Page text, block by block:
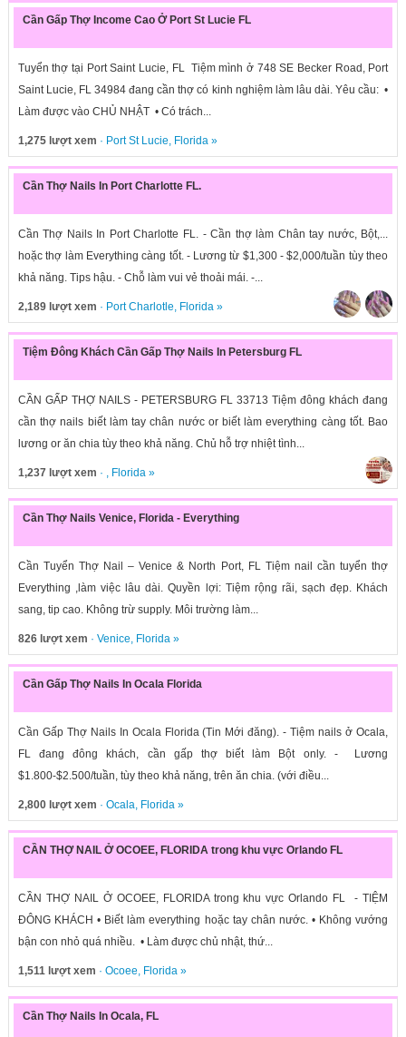
Cần Gấp Thợ Income Cao Ở Port St Lucie FL
Tuyển thợ tại Port Saint Lucie, FL Tiệm mình ở 748 SE Becker Road, Port
Saint Lucie, FL 34984 đang cần thợ có kinh nghiệm làm lâu dài. Yêu cầu: •
Làm được vào CHỦ NHẬT • Có trách...
1,275 lượt xem · Port St Lucie, Florida»
Cần Thợ Nails In Port Charlotte FL.
Cần Thợ Nails In Port Charlotte FL. - Cần thợ làm Chân tay nước, Bột,...
hoặc thợ làm Everything càng tốt. - Lương từ $1,300 - $2,000/tuần tùy theo
khả năng. Tips hậu. - Chỗ làm vui vẻ thoải mái. -...
2,189 lượt xem · Port Charlotle, Florida»
Tiệm Đông Khách Cần Gấp Thợ Nails In Petersburg FL
CẦN GẤP THỢ NAILS - PETERSBURG FL 33713 Tiệm đông khách đang
cần thợ nails biết làm tay chân nước or biết làm everything càng tốt. Bao
lương or ăn chia tùy theo khả năng. Chủ hỗ trợ nhiệt tình...
1,237 lượt xem · , Florida»
Cần Thợ Nails Venice, Florida - Everything
Cần Tuyển Thợ Nail – Venice & North Port, FL Tiệm nail cần tuyển thợ
Everything ,làm việc lâu dài. Quyền lợi: Tiệm rộng rãi, sạch đẹp. Khách
sang, tip cao. Không trừ supply. Môi trường làm...
826 lượt xem · Venice, Florida»
Cần Gấp Thợ Nails In Ocala Florida
Cần Gấp Thợ Nails In Ocala Florida (Tin Mới đăng). - Tiệm nails ở Ocala,
FL đang đông khách, cần gấp thợ biết làm Bột only. - Lương
$1.800-$2.500/tuần, tùy theo khả năng, trên ăn chia. (với điều...
2,800 lượt xem · Ocala, Florida»
CẦN THỢ NAIL Ở OCOEE, FLORIDA trong khu vực Orlando FL
CẦN THỢ NAIL Ở OCOEE, FLORIDA trong khu vực Orlando FL - TIỆM
ĐÔNG KHÁCH • Biết làm everything hoặc tay chân nước. • Không vướng
bận con nhỏ quá nhiều. • Làm được chủ nhật, thứ...
1,511 lượt xem · Ocoee, Florida»
Cần Thợ Nails In Ocala, FL